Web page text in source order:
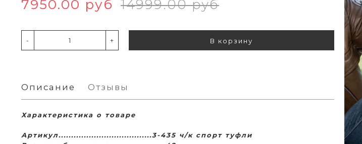
7950.00 руб 14999.00 руб
- + В корзину
Описание Отзывы
Характеристика о товаре
Артикул.....................................3-435 ч/к спорт туфли